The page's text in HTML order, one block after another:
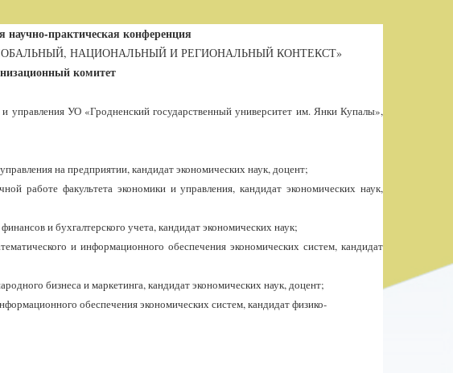
практическая конференция
НАЦИОНАЛЬНЫЙ И РЕГИОНАЛЬНЫЙ КОНТЕКСТ»
комитет
и управления УО «Гродненский государственный университет им. Янки Купалы»,
на предприятии, кандидат экономических наук, доцент;
работе факультета экономики и управления, кандидат экономических наук,
и бухгалтерского учета, кандидат экономических наук;
и информационного обеспечения экономических систем, кандидат
бизнеса и маркетинга, кандидат экономических наук, доцент;
обеспечения экономических систем, кандидат физико-